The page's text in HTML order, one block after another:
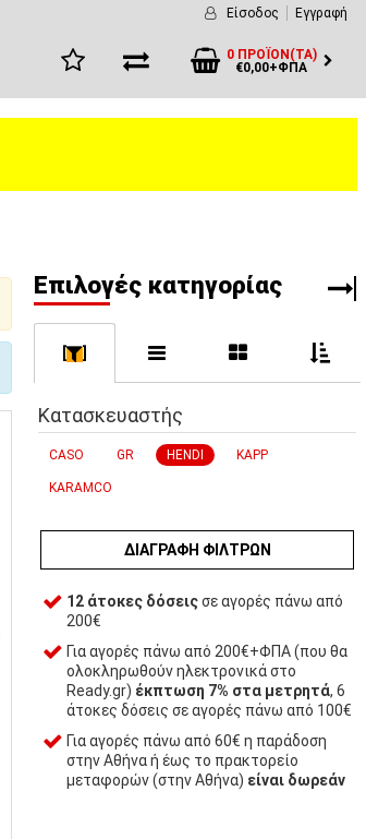
Είσοδος Εγγραφή
0 ΠΡΟΪΌΝ(ΤΑ)
€0,00+ΦΠΑ
Eπιλογές κατηγορίας
[
Κατασκευαστής
CASO GR HENDI KAPP
KARAMCO
ΔΙΑΓΡΑΦΉ ΦΊΛΤΡΩΝ
12 άτοκες δόσειςσε αγορές πάνω από
200€
Για αγορές πάνω από 200€+ΦΠΑ (που θα
ολοκληρωθούν ηλεκτρονικά στο
Ready.gr) έκπτωση 7% στα μετρητά, 6
άτοκες δόσεις σε αγορές πάνω από 100€
Για αγορές πάνω από 60€ η παράδοση
στην Αθήνα ή έως το πρακτορείο
μεταφορών (στην Αθήνα) είναι δωρεάν